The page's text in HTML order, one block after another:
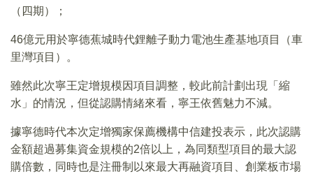
（四期）；
46億元用於寧德蕉城時代鋰離子動力電池生產基地項目（車
里灣項目）。
雖然此次寧王定增規模因項目調整，較此前計劃出現「縮
水」的情況，但從認購情緒來看，寧王依舊魅力不減。
據寧德時代本次定增獨家保薦機構中信建投表示，此次認購
金額超過募集資金規模的2倍以上，為同類型項目的最大認
購倍數，同時也是注冊制以來最大再融資項目、創業板市場